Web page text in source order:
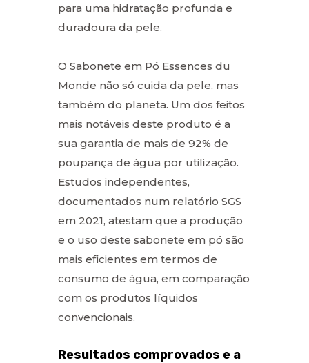
para uma hidratação profunda e
duradoura da pele.
O Sabonete em Pó Essences du
Monde não só cuida da pele, mas
também do planeta. Um dos feitos
mais notáveis deste produto é a
sua garantia de mais de 92% de
poupança de água por utilização.
Estudos independentes,
documentados num relatório SGS
em 2021, atestam que a produção
e o uso deste sabonete em pó são
mais eficientes em termos de
consumo de água, em comparação
com os produtos líquidos
convencionais.
Resultados comprovados e a